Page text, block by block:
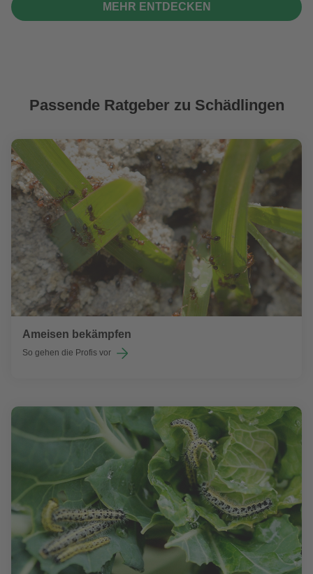
MEHR ENTDECKEN
Passende Ratgeber zu Schädlingen
Ameisen bekämpfen
So gehen die Profis vor